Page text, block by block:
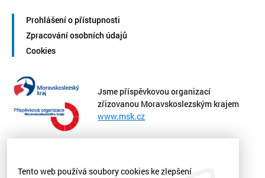
Prohlášení o přístupnosti
Zpracování osobních údajů
Cookies
Jsme příspěvkovou organizací
zřizovanou Moravskoslezským krajem
www.msk.cz
Tento web používá soubory cookies ke zlepšení